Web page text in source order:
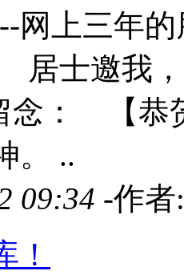
网上三年
居士邀我
念： 【恭
。 ..
09:34 -作
！